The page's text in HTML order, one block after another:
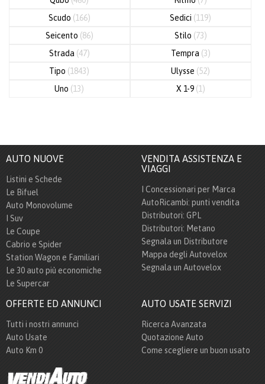
Scudo (166) Sedici (119)
Seicento (86) Stilo (73)
Strada (47) Tempra (3)
Tipo (1843) Ulysse (52)
Uno (13) X 1-9 (1)
AUTO NUOVE
Listini e Schede
Le Bifuel
Auto Monovolume
I Suv
Le Coupe
Cabrio e Spider
Station Wagon e Familiari
Le 30 auto più economiche
Le Supercar
VENDITA ASSISTENZA E
VIAGGI
I Concessionari per Marca
AutoRicambi: punti vendita
Distributori: GPL
Distributori: Metano
Segnala un Distributore
Mappa degli Autovelox
Segnala un Autovelox
OFFERTE ED ANNUNCI
Tutti i nostri annunci
Auto Usate
Auto Km 0
AUTO USATE SERVIZI
Ricerca Avanzata
Quotazione Auto
Come scegliere un buon usato